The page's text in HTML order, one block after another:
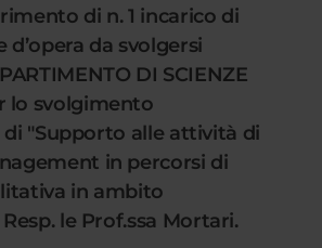
di n. 1 incarico di
d’opera da svolgersi
DI SCIENZE
lo svolgimento
"Supporto alle attività di
in percorsi di
in ambito
le Prof.ssa Mortari.